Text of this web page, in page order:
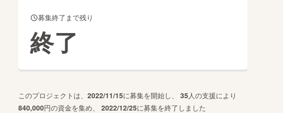
募集終了まで残り
終了
このプロジェクトは、 2022/11/15に募集を開始し、 35人の支援により
840,000円の資金を集め、 2022/12/25に募集を終了しました